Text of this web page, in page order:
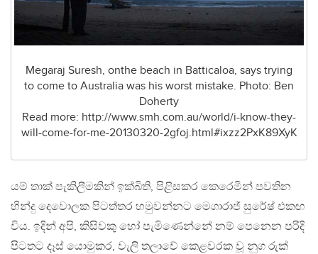
Megaraj Suresh, onthe beach in Batticaloa, says trying
to come to Australia was his worst mistake. Photo: Ben
Doherty
Read more: http://www.smh.com.au/world/i-know-they-
will-come-for-me-20130320-2gfoj.html#ixzz2PxK89XyK
යම් තාක් පැකිලීමකින් ඉක්බිති, පිළිසකර කෙරෙමින් පවතින
හින්දු දෙවොලක පිටත්තර හමුවන්නට මෙගාරාජ් සුරේෂ් එකඟ
විය. ඉදින් අපි, කිසිවකු හෝ පැමිණෙන්නේ නම් පෙනෙන පරිදි
පිටතට දෑස් යොමුකර, වැලි තලාවේ කෙළවරක වූ නුග රුක්